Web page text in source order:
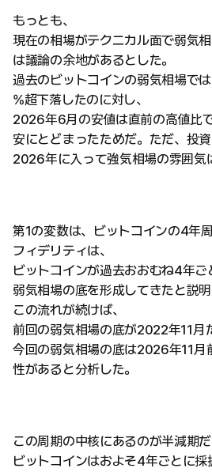
もっとも、
現在の相場がテクニカル面で弱気
は議論の余地があるとした。
過去のビットコインの弱気相場で
%超下落したのに対し、
2026年6月の安値は直前の高値比
安にとどまったためだ。ただ、投資
2026年に入って強気相場の雰囲気
第1の変数は、ビットコインの4年周
フィデリティは、
ビットコインが過去おおむね4年
弱気相場の底を形成してきたと説明
この流れが続けば、
前回の弱気相場の底が2022年11月
今回の弱気相場の底は2026年11月
性があると分析した。
この周期の中核にあるのが半減期だ
ビットコインはおよそ4年ごとに